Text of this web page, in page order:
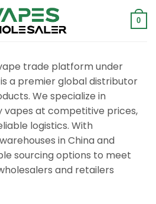
0
trade platform under
a premier global distributor
We specialize in
vapes at competitive prices,
logistics. With
in China and
sourcing options to meet
and retailers